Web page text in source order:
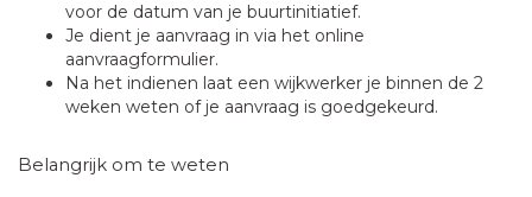
voor de datum van je buurtinitiatief.
Je dient je aanvraag in via het online
aanvraagformulier.
Na het indienen laat een wijkwerker je binnen de 2
weken weten of je aanvraag is goedgekeurd.
Belangrijk om te weten